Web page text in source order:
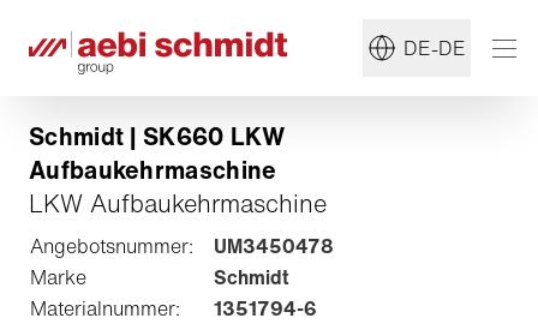
DE-DE
Schmidt | SK660 LKW
Aufbaukehrmaschine
LKW Aufbaukehrmaschine
Angebotsnummer:
UM3450478
Marke
Schmidt
Materialnummer:
1351794-6